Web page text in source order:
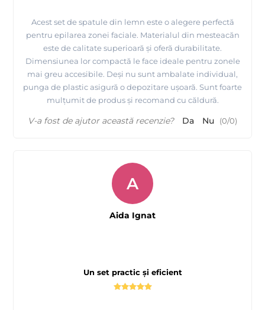
Acest set de spatule din lemn este o alegere perfectă
pentru epilarea zonei faciale. Materialul din mesteacăn
este de calitate superioară și oferă durabilitate.
Dimensiunea lor compactă le face ideale pentru zonele
mai greu accesibile. Deși nu sunt ambalate individual,
punga de plastic asigură o depozitare ușoară. Sunt foarte
mulțumit de produs și recomand cu căldură.
V-a fost de ajutor această recenzie? Da Nu (0/0)
Un set practic și eficient
A
Aida Ignat